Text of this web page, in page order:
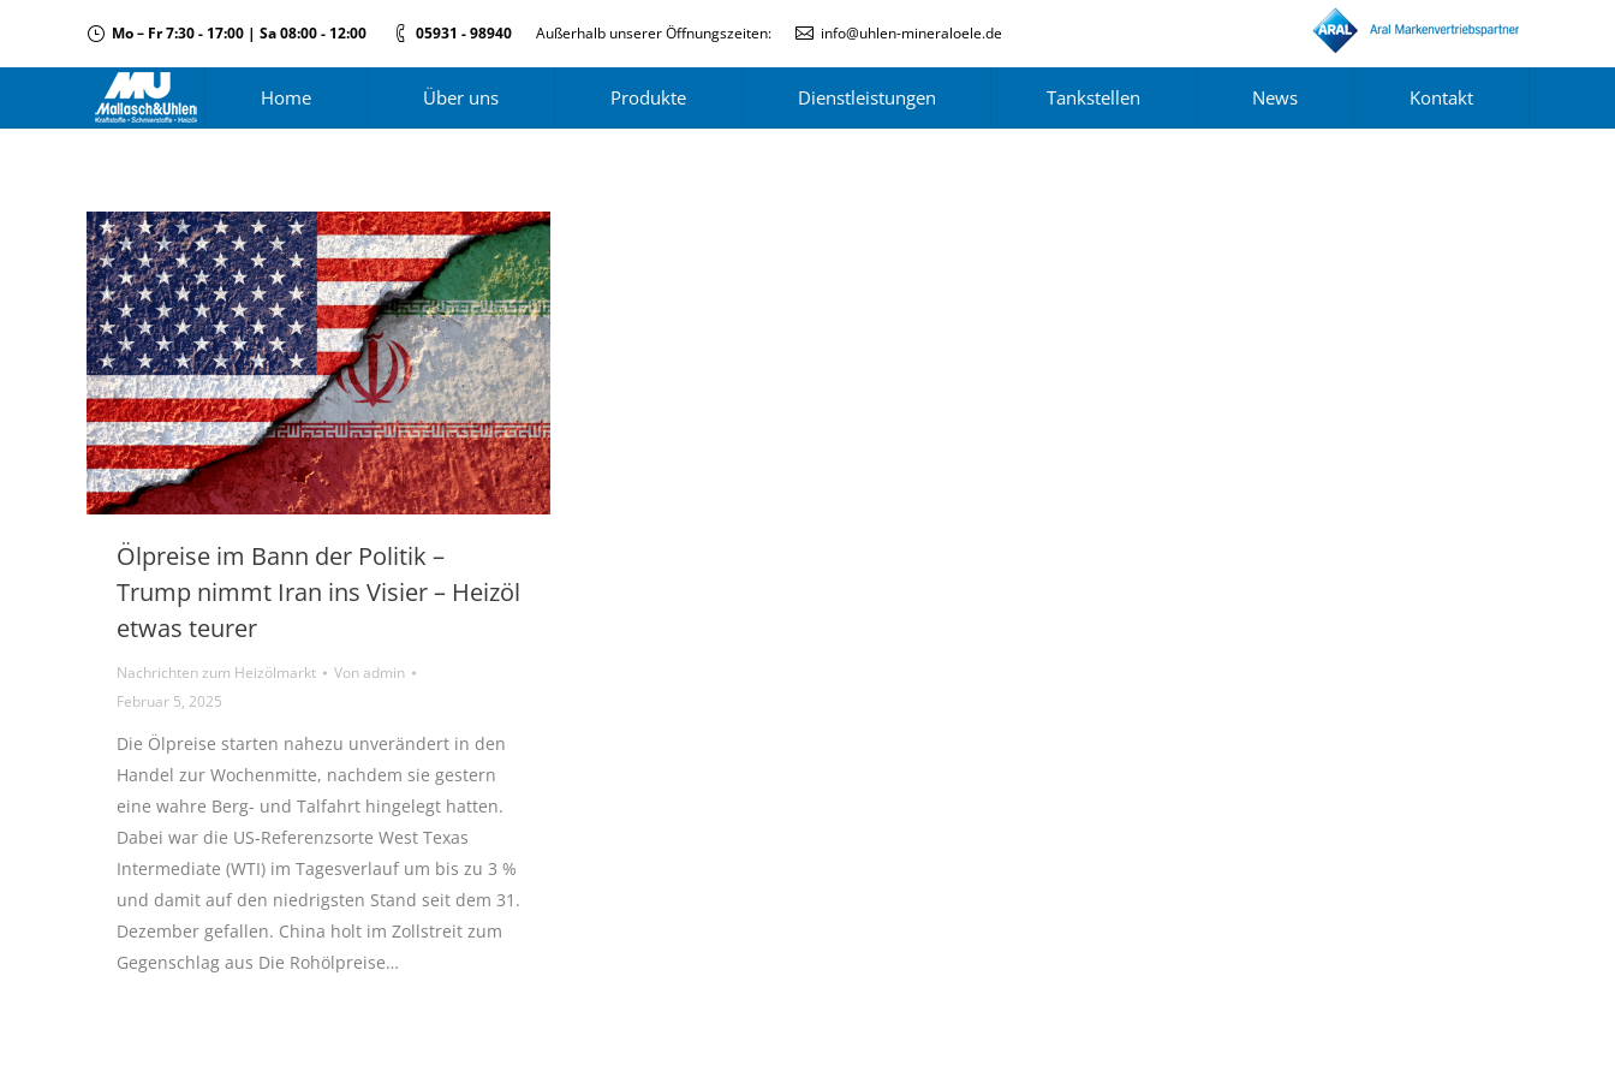
Mo – Fr 7:30 - 17:00 | Sa 08:00 - 12:00 05931 - 98940 Außerhalb unserer Öffnungszeiten: info@uhlen-mineraloele.de
Home Über uns Produkte Dienstleistungen Tankstellen News Kontakt
Ölpreise im Bann der Politik –
Trump nimmt Iran ins Visier – Heizöl
etwas teurer
Nachrichten zum Heizölmarkt Vonadmin
Februar 5, 2025
Die Ölpreise starten nahezu unverändert in den
Handel zur Wochenmitte, nachdem sie gestern
eine wahre Berg- und Talfahrt hingelegt hatten.
Dabei war die US-Referenzsorte West Texas
Intermediate (WTI) im Tagesverlauf um bis zu 3 %
und damit auf den niedrigsten Stand seit dem 31.
Dezember gefallen. China holt im Zollstreit zum
Gegenschlag aus Die Rohölpreise…